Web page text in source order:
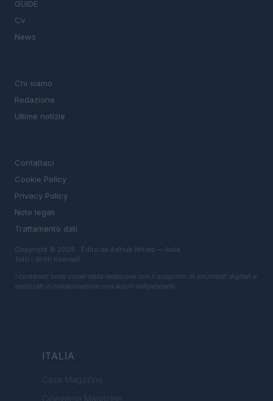
GUIDE
Cv
News
Chi siamo
Redazione
Ultime notizie
Contattaci
Cookie Policy
Privacy Policy
Note legali
Trattamento dati
Copyright © 2026 · Edito da AdHub Media — Italia
Tutti i diritti riservati
I contenuti sono curati dalla redazione con il supporto di strumenti digitali e
realizzati in collaborazione con autori indipendenti.
ITALIA
Casa Magazine
Cineverse Magazine